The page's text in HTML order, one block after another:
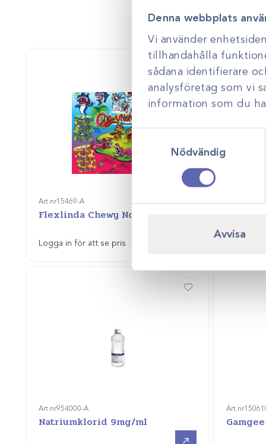
Denna webbplats
Vi använder
tillhandahålla
sådana identifierare
analysföretag som vi
information som du
Samtyckesval
Nödvändig
Avvisa
Art.nr15469-A
Flexlinda Chewy No No
Logga in för att se pris
Art.nr954000-A
Natriumklorid 9mg/ml
Art.nr